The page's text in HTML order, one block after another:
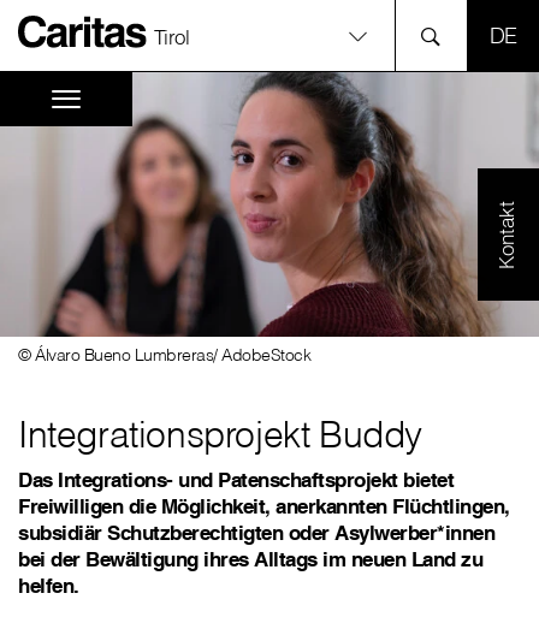
Tirol
Kontakt
© Álvaro Bueno Lumbreras/ AdobeStock
Integrationsprojekt Buddy
Das Integrations- und Patenschaftsprojekt bietet
Freiwilligen die Möglichkeit, anerkannten Flüchtlingen,
subsidiär Schutzberechtigten oder Asylwerber*innen
bei der Bewältigung ihres Alltags im neuen Land zu
helfen.